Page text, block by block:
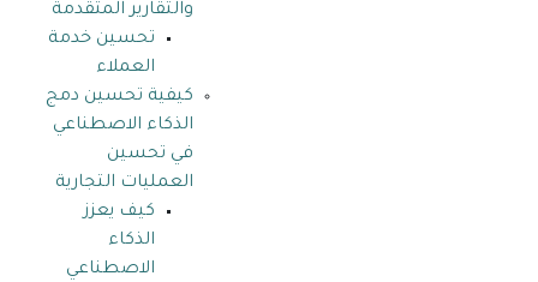
والتقارير المتقدمة
تحسين خدمة
العملاء
كيفية تحسين دمج
الذكاء الاصطناعي
في تحسين
العمليات التجارية
كيف يعزز
الذكاء
الاصطناعي